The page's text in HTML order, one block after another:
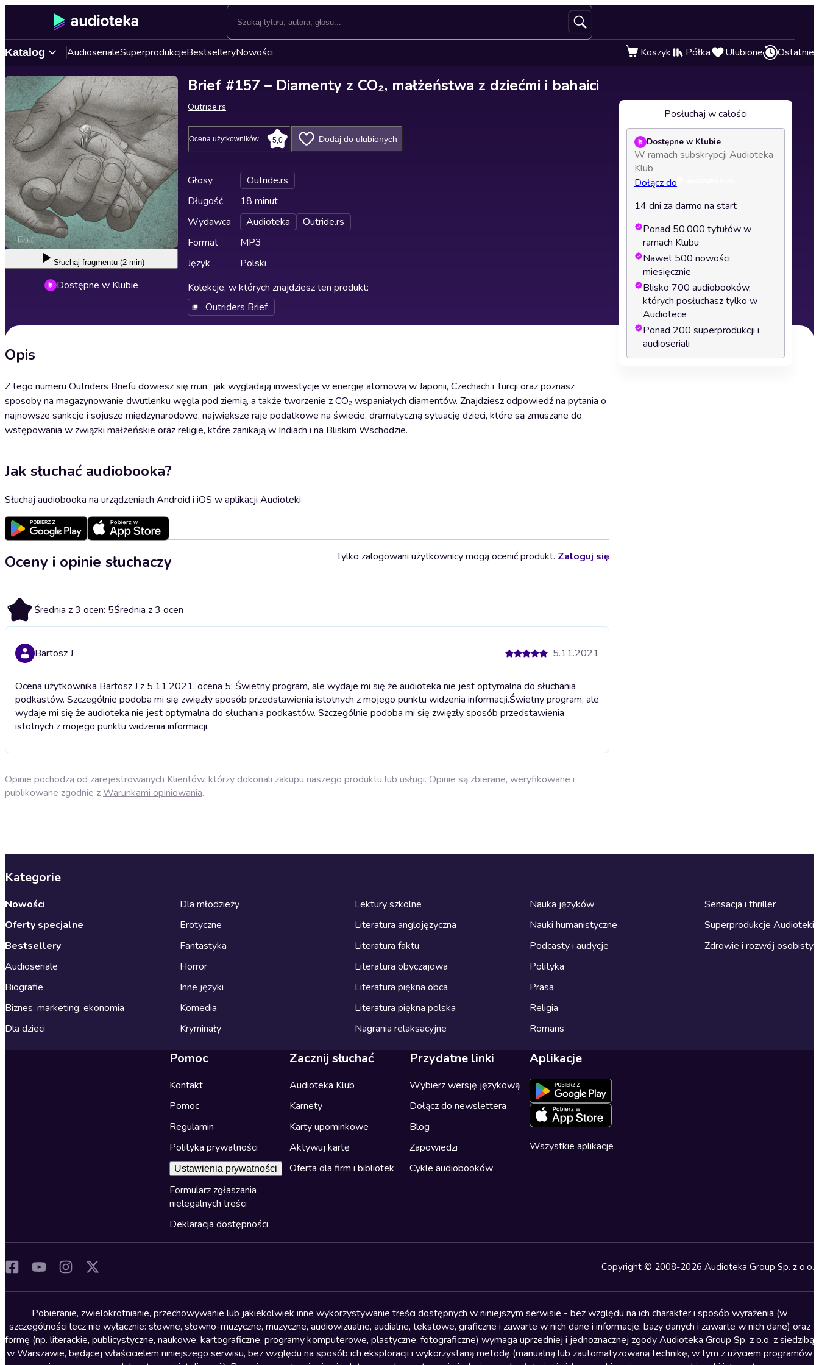
Katalog AudioserialeSuperprodukcjeBestselleryNowości Koszyk Półka Ulubione Ostatnie
Słuchaj fragmentu (2 min)
Dostępne w Klubie
Brief #157 – Diamenty z CO₂, małżeństwa z dziećmi i bahaici
Outride.rs
Ocena użytkowników 5,0 Dodaj do ulubionych
Głosy
Outride.rs
Długość
18 minut
Wydawca
Audioteka
Outride.rs
Format
MP3
Język
Polski
Kolekcje, w których znajdziesz ten produkt:
Outriders Brief
Opis
Z tego numeru Outriders Briefu dowiesz się m.in., jak wyglądają inwestycje w energię atomową w Japonii, Czechach i Turcji oraz poznasz
sposoby na magazynowanie dwutlenku węgla pod ziemią, a także tworzenie z CO₂ wspaniałych diamentów. Znajdziesz odpowiedź na pytania o
najnowsze sankcje i sojusze międzynarodowe, największe raje podatkowe na świecie, dramatyczną sytuację dzieci, które są zmuszane do
wstępowania w związki małżeńskie oraz religie, które zanikają w Indiach i na Bliskim Wschodzie.
Jak słuchać audiobooka?
Słuchaj audiobooka na urządzeniach Android i iOS w aplikacji Audioteki
Oceny i opinie słuchaczy
5 Średnia z 3 ocen: 5Średnia z 3 ocen
Tylko zalogowani użytkownicy mogą ocenić produkt. Zaloguj się
Bartosz J 5.11.2021
Ocena użytkownika Bartosz J z 5.11.2021, ocena 5; Świetny program, ale wydaje mi się że audioteka nie jest optymalna do słuchania
podkastów. Szczególnie podoba mi się zwięzły sposób przedstawienia istotnych z mojego punktu widzenia informacji.Świetny program, ale
wydaje mi się że audioteka nie jest optymalna do słuchania podkastów. Szczególnie podoba mi się zwięzły sposób przedstawienia
istotnych z mojego punktu widzenia informacji.
Opinie pochodzą od zarejestrowanych Klientów, którzy dokonali zakupu naszego produktu lub usługi. Opinie są zbierane, weryfikowane i
publikowane zgodnie zWarunkami opiniowania.
Posłuchaj w całości
Dostępne w Klubie
W ramach subskrypcji Audioteka
Klub
Dołącz do
14 dni za darmo na start
Ponad 50.000 tytułów w
ramach Klubu
Nawet 500 nowości
miesięcznie
Blisko 700 audiobooków,
których posłuchasz tylko w
Audiotece
Ponad 200 superprodukcji i
audioseriali
Kategorie
Nowości
Oferty specjalne
Bestsellery
Audioseriale
Biografie
Biznes, marketing, ekonomia
Dla dzieci
Dla młodzieży
Erotyczne
Fantastyka
Horror
Inne języki
Komedia
Kryminały
Lektury szkolne
Literatura anglojęzyczna
Literatura faktu
Literatura obyczajowa
Literatura piękna obca
Literatura piękna polska
Nagrania relaksacyjne
Nauka języków
Nauki humanistyczne
Podcasty i audycje
Polityka
Prasa
Religia
Romans
Sensacja i thriller
Superprodukcje Audioteki
Zdrowie i rozwój osobisty
Pomoc
Kontakt
Pomoc
Regulamin
Polityka prywatności
Ustawienia prywatności
Formularz zgłaszania
nielegalnych treści
Deklaracja dostępności
Zacznij słuchać
Audioteka Klub
Karnety
Karty upominkowe
Aktywuj kartę
Oferta dla firm i bibliotek
Przydatne linki
Wybierz wersję językową
Dołącz do newslettera
Blog
Zapowiedzi
Cykle audiobooków
Aplikacje
Wszystkie aplikacje
Copyright © 2008-2026 Audioteka Group Sp. z o.o.
Pobieranie, zwielokrotnianie, przechowywanie lub jakiekolwiek inne wykorzystywanie treści dostępnych w niniejszym serwisie - bez względu na ich charakter i sposób wyrażenia (w
szczególności lecz nie wyłącznie: słowne, słowno-muzyczne, muzyczne, audiowizualne, audialne, tekstowe, graficzne i zawarte w nich dane i informacje, bazy danych i zawarte w nich dane) oraz
formę (np. literackie, publicystyczne, naukowe, kartograficzne, programy komputerowe, plastyczne, fotograficzne) wymaga uprzedniej i jednoznacznej zgody Audioteka Group Sp. z o.o. z siedzibą
w Warszawie, będącej właścicielem niniejszego serwisu, bez względu na sposób ich eksploracji i wykorzystaną metodę (manualną lub zautomatyzowaną technikę, w tym z użyciem programów